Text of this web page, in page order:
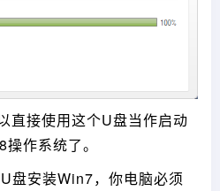
直接使用这个U盘当作启动
作系统了。
盘安装Win7，你电脑必须